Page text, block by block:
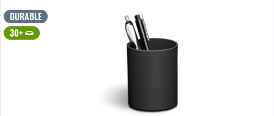
DURABLE
30+